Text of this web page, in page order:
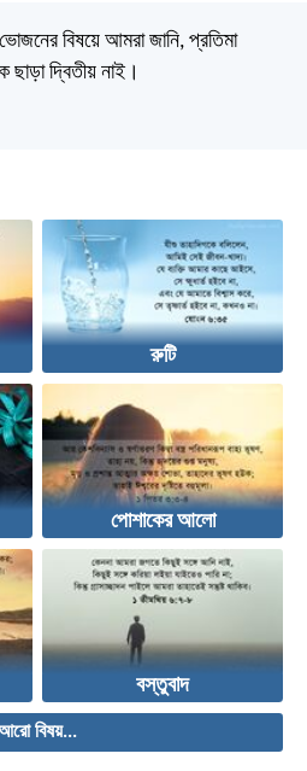
বিষয়ে আমরা জানি, প্রতিমা
দ্বিতীয় নাই।
রুটি
পোশাকের আলো
বস্তুবাদ
বিষয়...